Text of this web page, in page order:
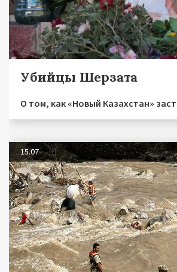
Убийцы Шерзата
О том, как «Новый Казахстан»
15.07